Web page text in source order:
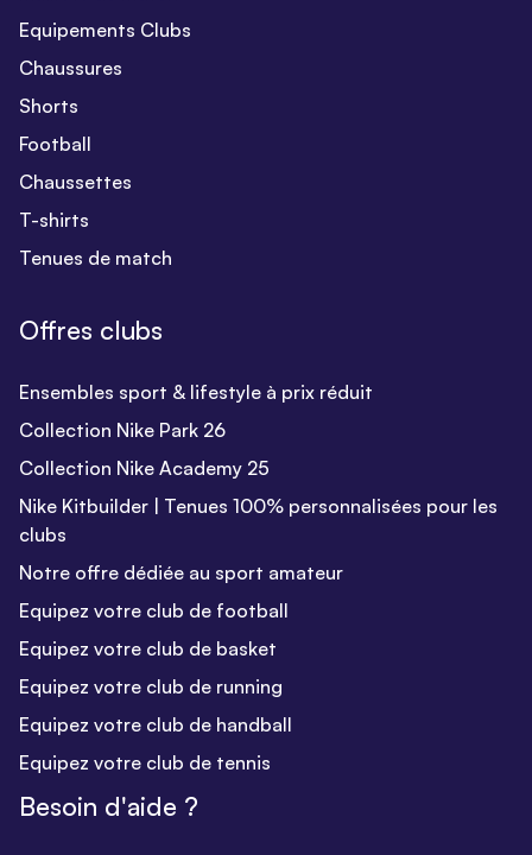
Equipements Clubs
Chaussures
Shorts
Football
Chaussettes
T-shirts
Tenues de match
Offres clubs
Ensembles sport & lifestyle à prix réduit
Collection Nike Park 26
Collection Nike Academy 25
Nike Kitbuilder | Tenues 100% personnalisées pour les
clubs
Notre offre dédiée au sport amateur
Equipez votre club de football
Equipez votre club de basket
Equipez votre club de running
Equipez votre club de handball
Equipez votre club de tennis
Besoin d'aide ?